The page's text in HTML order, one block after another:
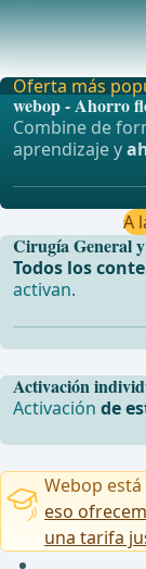
Evaluación de la
resultados del
Activación
Activaciónde
Oferta más
webop - Ahorro
Combine de
aprendizaje y
A
Cirugía General
Todos los
activan.
Webop
eso
una tarifa